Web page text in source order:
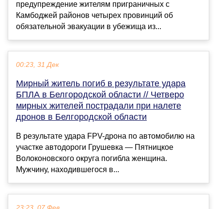
предупреждение жителям приграничных с
Камбоджей районов четырех провинций об
обязательной эвакуации в убежища из...
00:23, 31 Дек
Мирный житель погиб в результате удара
БПЛА в Белгородской области // Четверо
мирных жителей пострадали при налете
дронов в Белгородской области
В результате удара FPV-дрона по автомобилю на
участке автодороги Грушевка — Пятницкое
Волоконовского округа погибла женщина.
Мужчину, находившегося в...